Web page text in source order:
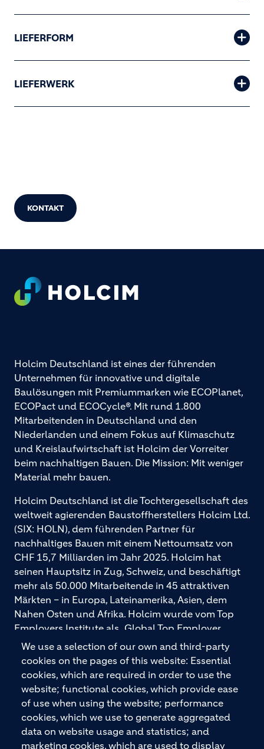
LIEFERFORM
LIEFERWERK
KONTAKT
We use a selection of our own and third-party
cookies on the pages of this website: Essential
cookies, which are required in order to use the
website; functional cookies, which provide ease
of use when using the website; performance
cookies, which we use to generate aggregated
data on website usage and statistics; and
marketing cookies, which are used to display
Footer
Holcim Deutschland ist eines der führenden
Unternehmen für innovative und digitale
Baulösungen mit Premiummarken wie ECOPlanet,
ECOPact und ECOCycle®. Mit rund 1.800
Mitarbeitenden in Deutschland und den
Niederlanden und einem Fokus auf Klimaschutz
und Kreislaufwirtschaft ist Holcim der Vorreiter
beim nachhaltigen Bauen. Die Mission: Mit weniger
Material mehr bauen.
Holcim Deutschland ist die Tochtergesellschaft des
weltweit agierenden Baustoffherstellers Holcim Ltd.
(SIX: HOLN), dem führenden Partner für
nachhaltiges Bauen mit einem Nettoumsatz von
CHF 15,7 Milliarden im Jahr 2025. Holcim hat
seinen Hauptsitz in Zug, Schweiz, und beschäftigt
mehr als 50.000 Mitarbeitende in 45 attraktiven
Märkten – in Europa, Lateinamerika, Asien, dem
Nahen Osten und Afrika. Holcim wurde vom Top
Employers Institute als „Global Top Employer
2026“ ausgezeichnet. Holcim bietet hochwertige
Baustoffe und integrierte Baulösungen für den
gesamten Bauprozess – vom Fundament über den
Boden bis zu Wänden und Dächern – mit
Premiummarken wie ECOPact, ECOPlanet,
ECOCycle und Ytong.